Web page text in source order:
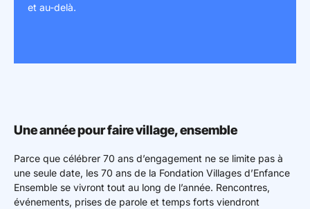
et au-delà.
Une année pour faire village, ensemble
Parce que célébrer 70 ans d’engagement ne se limite pas à
une seule date, les 70 ans de la Fondation Villages d’Enfance
Ensemble se vivront tout au long de l’année. Rencontres,
événements, prises de parole et temps forts viendront